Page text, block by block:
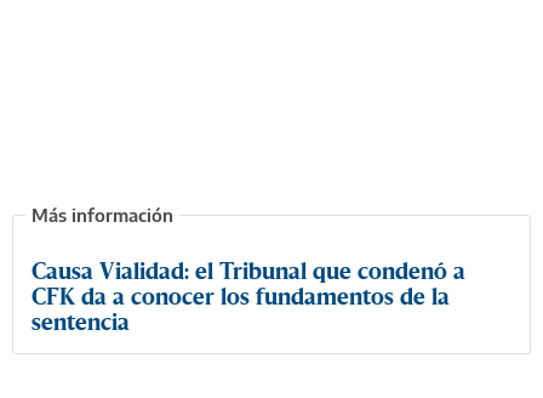
Causa Vialidad: el Tribunal que condenó a
CFK da a conocer los fundamentos de la
sentencia